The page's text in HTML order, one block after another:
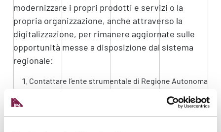
modernizzare i propri prodotti e servizi o la
propria organizzazione, anche attraverso la
digitalizzazione, per rimanere aggiornate sulle
opportunità messe a disposizione dal sistema
regionale:
Contattare l’ente strumentale di Regione Autonoma
analizzare insieme i piani di
crescita e investimentoe verificare se sono note e